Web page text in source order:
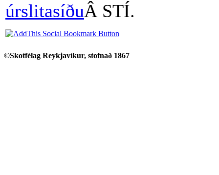
úrslitasíðuÂ STÍ.
©Skotfélag Reykjavíkur, stofnað 1867